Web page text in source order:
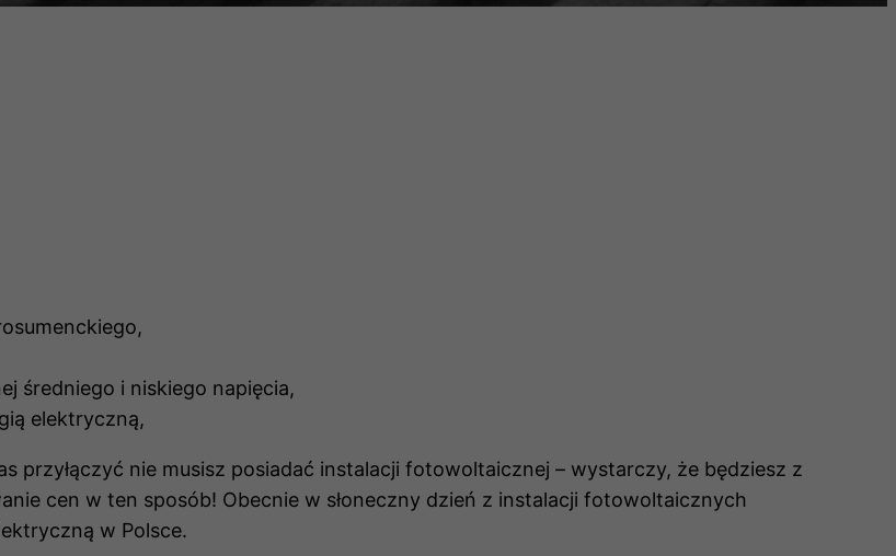
średniego i niskiego napięcia,
elektryczną,
przyłączyć nie musisz posiadać instalacji fotowoltaicznej – wystarczy, że będziesz z
cen w ten sposób! Obecnie w słoneczny dzień z instalacji fotowoltaicznych
w Polsce.